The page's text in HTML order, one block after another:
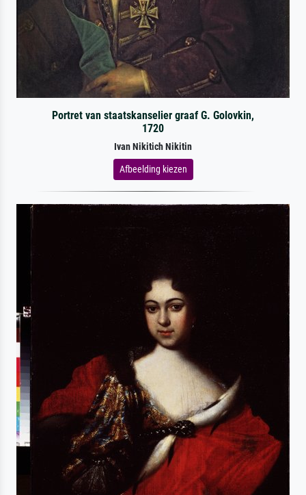
Portret van staatskanselier graaf G. Golovkin,
1720
Ivan Nikitich Nikitin
Afbeelding kiezen